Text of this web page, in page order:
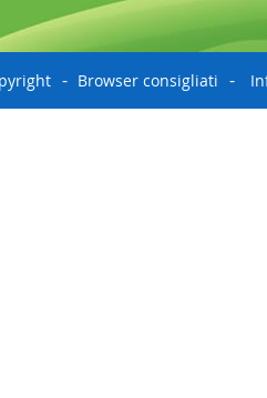
Browser consigliati